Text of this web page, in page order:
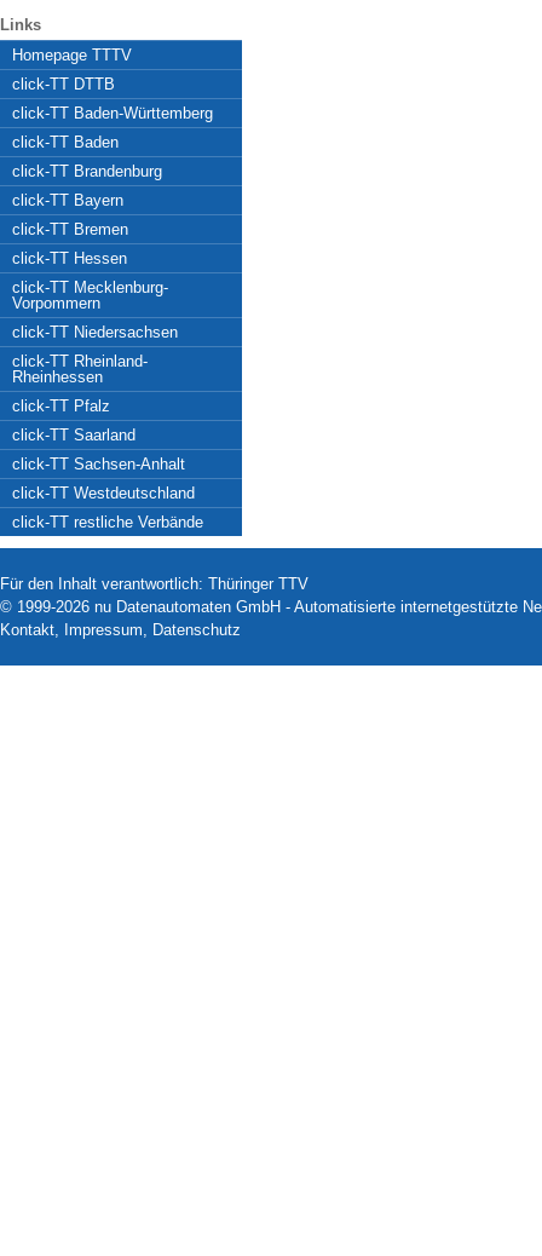
Links
Homepage TTTV
click-TT DTTB
click-TT Baden-Württemberg
click-TT Baden
click-TT Brandenburg
click-TT Bayern
click-TT Bremen
click-TT Hessen
click-TT Mecklenburg-
Vorpommern
click-TT Niedersachsen
click-TT Rheinland-
Rheinhessen
click-TT Pfalz
click-TT Saarland
click-TT Sachsen-Anhalt
click-TT Westdeutschland
click-TT restliche Verbände
Für den Inhalt verantwortlich: Thüringer TTV
© 1999-2026 nu Datenautomaten GmbH - Automatisierte internetgestützte
Kontakt, Impressum, Datenschutz